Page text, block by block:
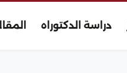
دراسة الدكتوراه